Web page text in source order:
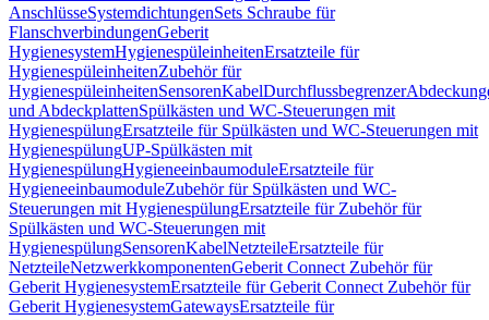
AnschlüsseSystemdichtungenSets Schraube für
FlanschverbindungenGeberit
HygienesystemHygienespüleinheitenErsatzteile für
HygienespüleinheitenZubehör für
HygienespüleinheitenSensorenKabelDurchflussbegrenzer
und AbdeckplattenSpülkästen und WC-Steuerungen mit
HygienespülungErsatzteile für Spülkästen und WC-Steuerungen mit
HygienespülungUP-Spülkästen mit
HygienespülungHygieneeinbaumoduleErsatzteile für
HygieneeinbaumoduleZubehör für Spülkästen und WC-
Steuerungen mit HygienespülungErsatzteile für Zubehör für
Spülkästen und WC-Steuerungen mit
HygienespülungSensorenKabelNetzteileErsatzteile für
NetzteileNetzwerkkomponentenGeberit Connect Zubehör für
Geberit HygienesystemErsatzteile für Geberit Connect Zubehör für
Geberit HygienesystemGatewaysErsatzteile für